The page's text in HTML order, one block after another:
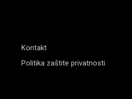
Kontakt
Politika zaštite privatnosti